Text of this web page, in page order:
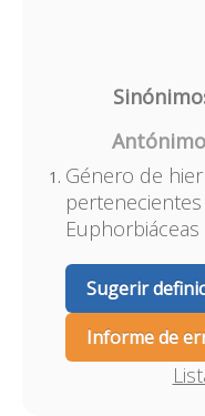
Género de
Euphorbiáceas
Sugerir
Informe de